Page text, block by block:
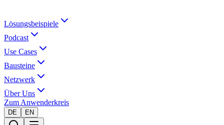
Lösungsbeispiele
Podcast
Use Cases
Bausteine
Netzwerk
Über Uns
Zum Anwenderkreis
DE EN